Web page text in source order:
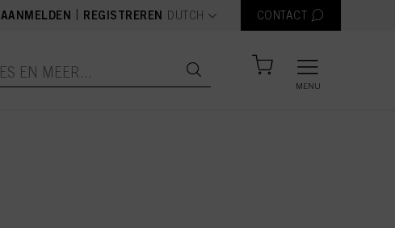
AANMELDEN REGISTREREN text.language
DUTCH CONTACT
MENU